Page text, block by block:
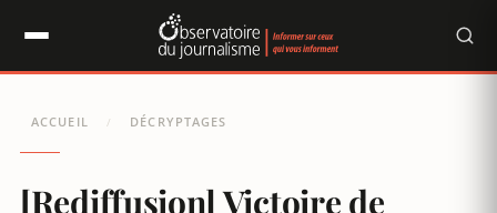
ACCUEIL / DÉCRYPTAGES
[Rediffusion] Victoire de
Panneau de gestion des cookies